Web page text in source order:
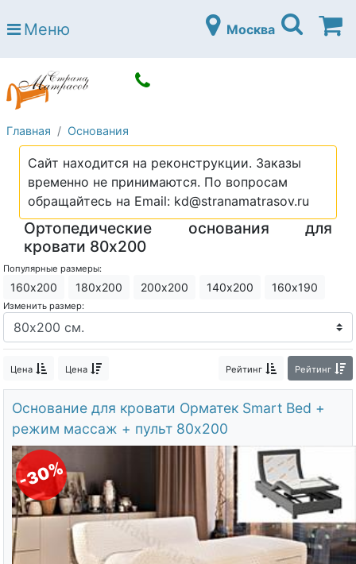
Страна матрасов
Open submenu (Матрасы)
Open submenu (Кровати)
Кровати
Open submenu (Аксессуары)
Open submenu (Диваны)
Диваны
Open submenu (Постельное белье)
Постельное белье
Open submenu (Мебель)
Мебель
Open submenu (Основания)
Основания
Open submenu (Детские матрасы)
Детские матрасы
Open submenu (Детские кровати)
Детские кровати
Open submenu (Шкафы)
Шкафы
О компании
Доставка по городу
Меню Москва
Главная Основания
Сайт находится на реконструкции. Заказы
временно не принимаются. По вопросам
обращайтесь на Email: kd@stranamatrasov.ru
Ортопедические основания для
кровати 80х200
Популярные размеры:
160х200 180х200 200х200 140х200 160х190
Изменить размер:
Цена Цена Рейтинг Рейтинг
Основание для кровати Орматек Smart Bed +
режим массаж + пульт 80х200
-30%